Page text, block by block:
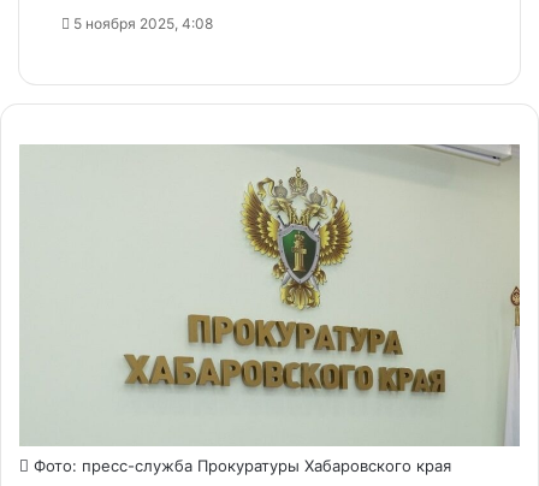
5 ноября 2025, 4:08
Фото: пресс-служба Прокуратуры Хабаровского края